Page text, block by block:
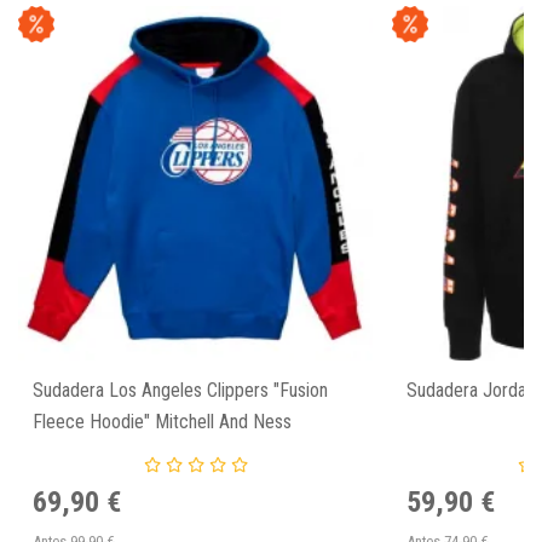
Sudadera Los Angeles Clippers "Fusion
Fleece Hoodie" Mitchell And Ness
69,90 €
Sudadera
59,90 €